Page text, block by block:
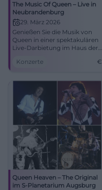
The Music Of Queen – Live in
Neubrandenburg
29. März 2026
Genießen Sie die Musik von
Queen in einer spektakulären
Live-Darbietung im Haus der
Show für alle Rock- und Pop-
Konzerte €
Queen Heaven – The Original
im S-Planetarium Augsburg